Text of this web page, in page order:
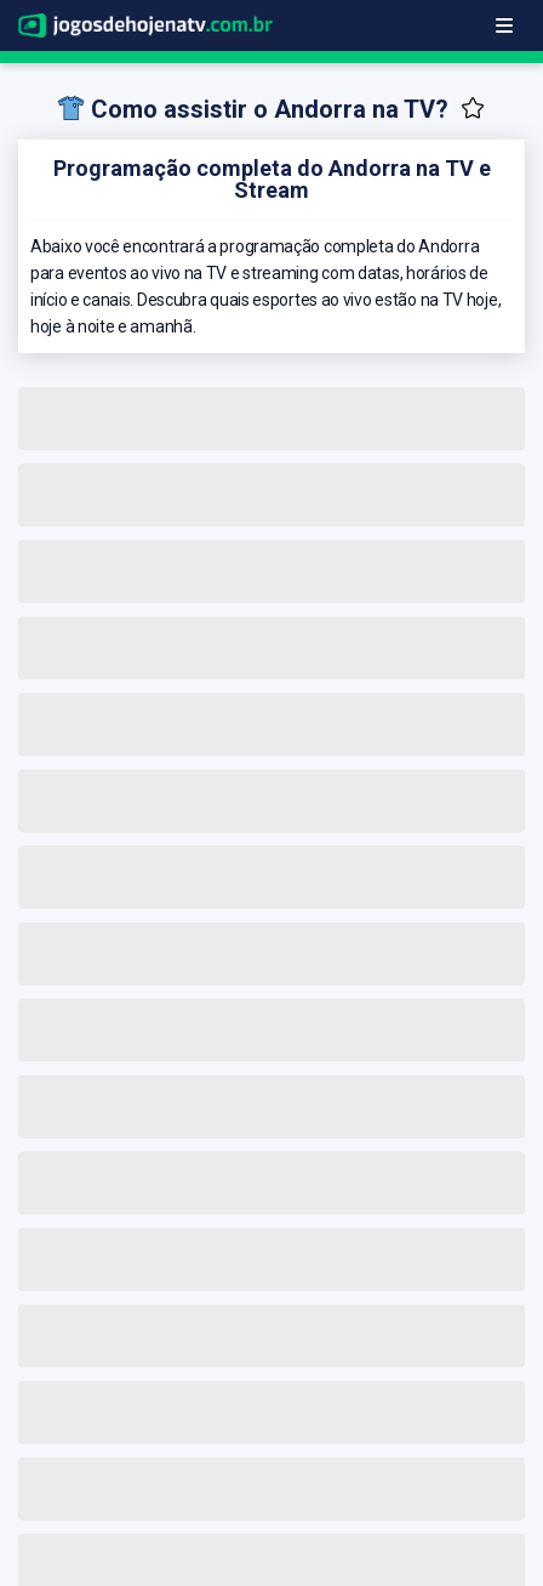
Como assistir o Andorra na TV?
Programação completa do Andorra na TV e
Stream
Abaixo você encontrará a programação completa do Andorra
para eventos ao vivo na TV e streaming com datas, horários de
início e canais. Descubra quais esportes ao vivo estão na TV hoje,
hoje à noite e amanhã.